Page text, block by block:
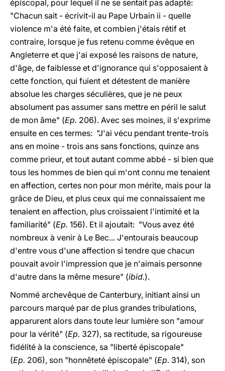
épiscopal, pour lequel il ne se sentait pas adapté:
"Chacun sait - écrivit-il au Pape Urbain ii - quelle
violence m'a été faite, et combien j'étais rétif et
contraire, lorsque je fus retenu comme évêque en
Angleterre et que j'ai exposé les raisons de nature,
d'âge, de faiblesse et d'ignorance qui s'opposaient à
cette fonction, qui fuient et détestent de manière
absolue les charges séculières, que je ne peux
absolument pas assumer sans mettre en péril le salut
de mon âme" (Ep. 206). Avec ses moines, il s'exprime
ensuite en ces termes: "J'ai vécu pendant trente-trois
ans en moine - trois ans sans fonctions, quinze ans
comme prieur, et tout autant comme abbé - si bien que
tous les hommes de bien qui m'ont connu me tenaient
en affection, certes non pour mon mérite, mais pour la
grâce de Dieu, et plus ceux qui me connaissaient me
tenaient en affection, plus croissaient l'intimité et la
familiarité" (Ep. 156). Et il ajoutait: "Vous avez été
nombreux à venir à Le Bec... J'entourais beaucoup
d'entre vous d'une affection si tendre que chacun
pouvait avoir l'impression que je n'aimais personne
d'autre dans la même mesure" (ibid.).
Nommé archevêque de Canterbury, initiant ainsi un
parcours marqué par de plus grandes tribulations,
apparurent alors dans toute leur lumière son "amour
pour la vérité" (Ep. 327), sa rectitude, sa rigoureuse
fidélité à la conscience, sa "liberté épiscopale"
(Ep. 206), son "honnêteté épiscopale" (Ep. 314), son